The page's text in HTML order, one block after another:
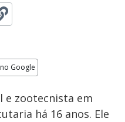
Google
e zootecnista em
há 16 anos. Ele